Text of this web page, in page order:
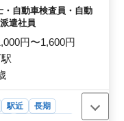
け・補修 ・トラブル
業務全般 ・お客さ
取付け など 《備
交通費支給 ・車通勤
はお気軽にお問い合
ご応募お待ちしてお
自動車検査員・自動
遣社員
円〜1,600円
駅近
長期